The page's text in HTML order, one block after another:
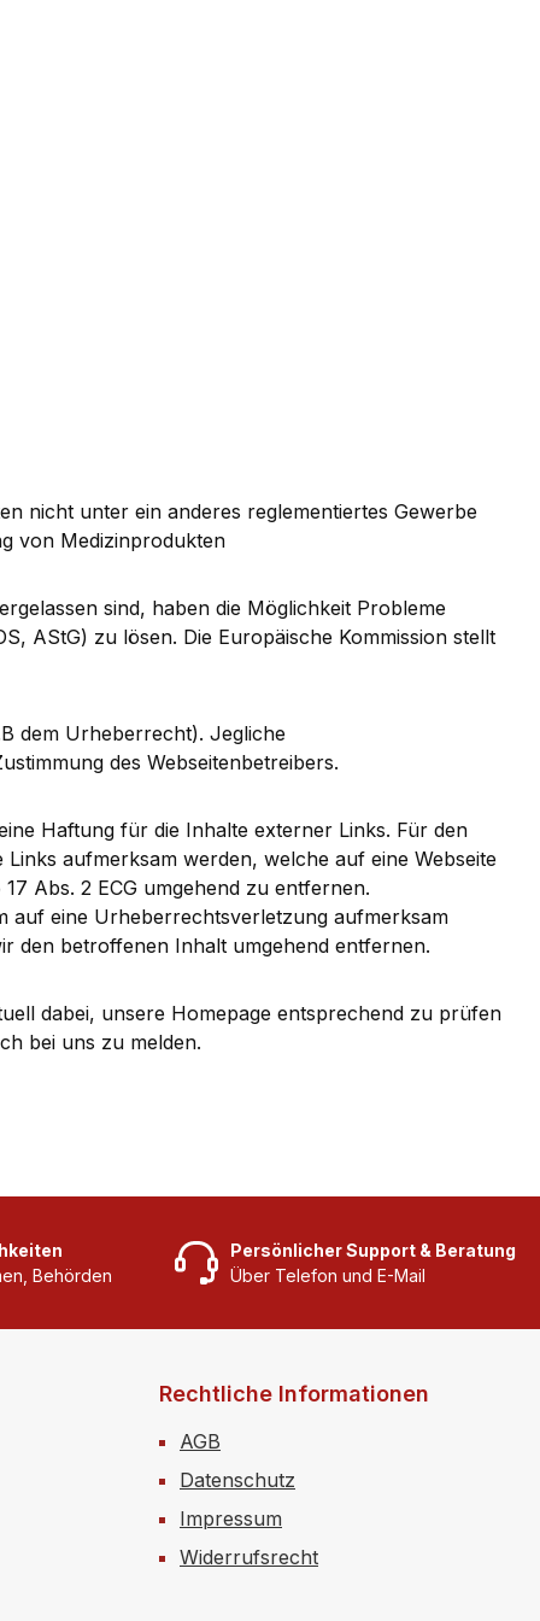
nicht unter ein anderes reglementiertes Gewerbe
von Medizinprodukten
sind, haben die Möglichkeit Probleme
AStG) zu lösen. Die Europäische Kommission stellt
dem Urheberrecht). Jegliche
des Webseitenbetreibers.
Haftung für die Inhalte externer Links. Für den
aufmerksam werden, welche auf eine Webseite
Abs. 2 ECG umgehend zu entfernen.
auf eine Urheberrechtsverletzung aufmerksam
den betroffenen Inhalt umgehend entfernen.
dabei, unsere Homepage entsprechend zu prüfen
bei uns zu melden.
Behörden
Persönlicher Support & Beratung
Über Telefon und E-Mail
Rechtliche Informationen
AGB
Datenschutz
Impressum
Widerrufsrecht